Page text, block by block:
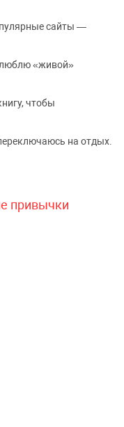
сайты —
люблю «живой»
чтобы
на отдых.
привычки